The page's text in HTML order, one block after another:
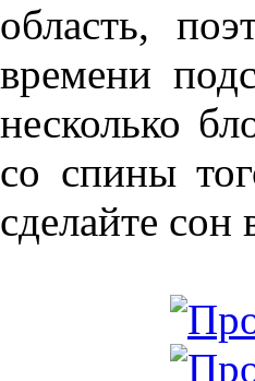
область,
времени
несколько
со спины
сделайте сон